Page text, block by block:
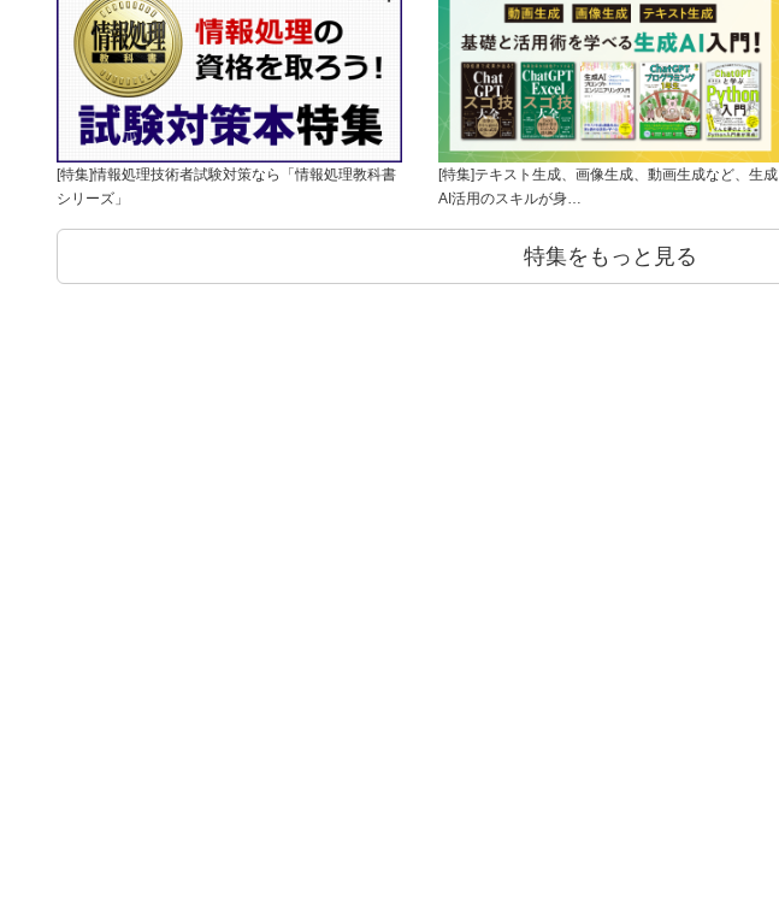
[特集]情報処理技術者試験対策なら「情報処理教科書
シリーズ」
[特集]テキスト生成、画像生成、動画生成など、生成
AI活用のスキルが身…
特集をもっと見る